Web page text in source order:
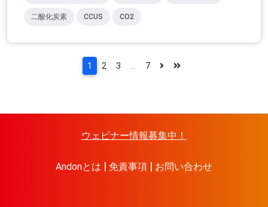
二酸化炭素 CCUS CO2
1 2 3 7
ウェビナー情報募集中！
Andonとは 免責事項 お問い合わせ